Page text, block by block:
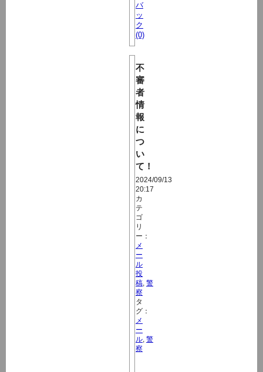
バ
ッ
ク
(0)
不
審
者
情
報
に
つ
い
て！
2024/09/13
20:17
カ
テ
ゴ
リ
ー：
メ
ー
ル
投
稿 警
察
タ
グ：
メ
ー
ル 警
察